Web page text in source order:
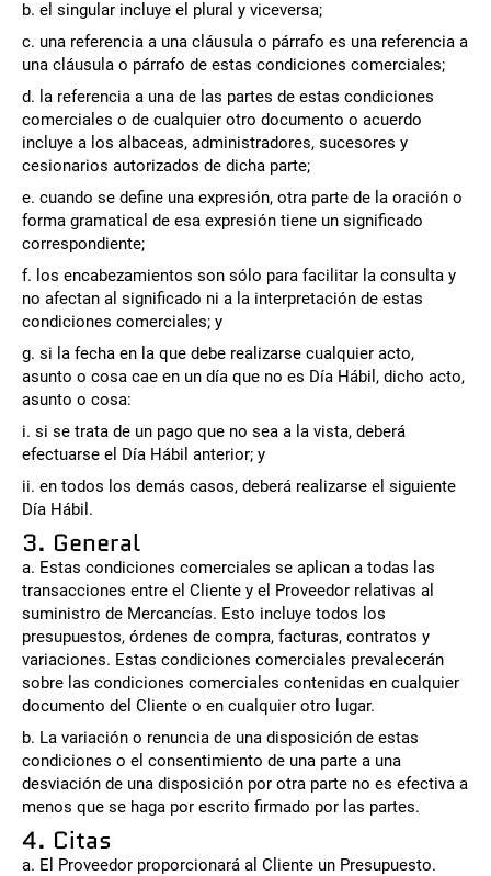
b. el singular incluye el plural y viceversa;
c. una referencia a una cláusula o párrafo es una referencia a
una cláusula o párrafo de estas condiciones comerciales;
d. la referencia a una de las partes de estas condiciones
comerciales o de cualquier otro documento o acuerdo
incluye a los albaceas, administradores, sucesores y
cesionarios autorizados de dicha parte;
e. cuando se define una expresión, otra parte de la oración o
forma gramatical de esa expresión tiene un significado
correspondiente;
f. los encabezamientos son sólo para facilitar la consulta y
no afectan al significado ni a la interpretación de estas
condiciones comerciales; y
g. si la fecha en la que debe realizarse cualquier acto,
asunto o cosa cae en un día que no es Día Hábil, dicho acto,
asunto o cosa:
i. si se trata de un pago que no sea a la vista, deberá
efectuarse el Día Hábil anterior; y
ii. en todos los demás casos, deberá realizarse el siguiente
Día Hábil.
3. General
a. Estas condiciones comerciales se aplican a todas las
transacciones entre el Cliente y el Proveedor relativas al
suministro de Mercancías. Esto incluye todos los
presupuestos, órdenes de compra, facturas, contratos y
variaciones. Estas condiciones comerciales prevalecerán
sobre las condiciones comerciales contenidas en cualquier
documento del Cliente o en cualquier otro lugar.
b. La variación o renuncia de una disposición de estas
condiciones o el consentimiento de una parte a una
desviación de una disposición por otra parte no es efectiva a
menos que se haga por escrito firmado por las partes.
4. Citas
a. El Proveedor proporcionará al Cliente un Presupuesto.